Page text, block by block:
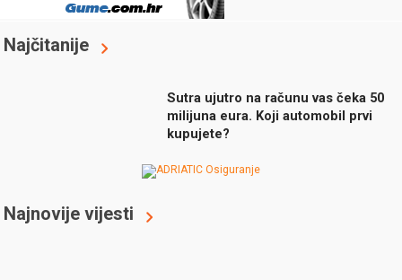
Najčitanije
Sutra ujutro na računu vas čeka 50
milijuna eura. Koji automobil prvi
kupujete?
Najnovije vijesti